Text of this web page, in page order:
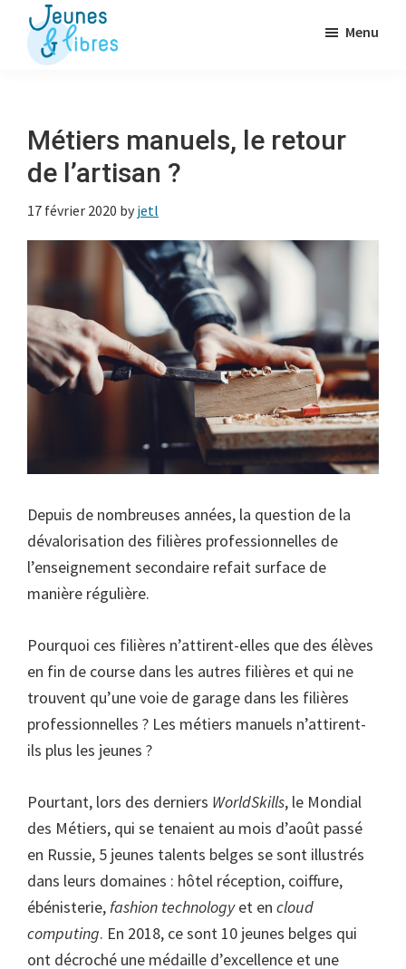
Passer
contenu
des
OJ
libérales
Menu
Métiers manuels, le retour
de l’artisan ?
17 février 2020 by jetl
Depuis de nombreuses années, la question de la
dévalorisation des filières professionnelles de
l’enseignement secondaire refait surface de
manière régulière.
Pourquoi ces filières n’attirent-elles que des élèves
en fin de course dans les autres filières et qui ne
trouvent qu’une voie de garage dans les filières
professionnelles ? Les métiers manuels n’attirent-
ils plus les jeunes ?
Pourtant, lors des derniers WorldSkills, le Mondial
des Métiers, qui se tenaient au mois d’août passé
en Russie, 5 jeunes talents belges se sont illustrés
dans leurs domaines : hôtel réception, coiffure,
ébénisterie,fashion technologyet en cloud
computing. En 2018, ce sont 10 jeunes belges qui
ont décroché une médaille d’excellence et une